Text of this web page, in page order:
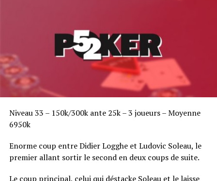
Niveau 33 – 150k/300k ante 25k – 3 joueurs – Moyenne
6950k
Enorme coup entre Didier Logghe et Ludovic Soleau, le
premier allant sortir le second en deux coups de suite.
Le coup principal, celui qui déstacke Soleau et le laisse